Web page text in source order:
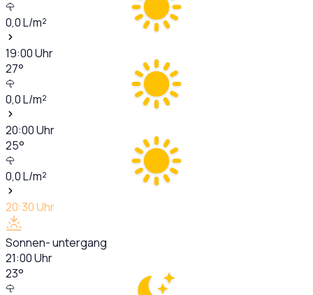
0,0L/m²
19:00Uhr
27°
0,0L/m²
20:00Uhr
25°
0,0L/m²
20:30Uhr
Sonnen- untergang
21:00Uhr
23°